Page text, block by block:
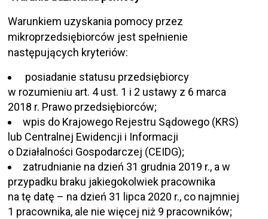
Warunkiem uzyskania pomocy przez
mikroprzedsiębiorców jest spełnienie
następujących kryteriów:
posiadanie statusu przedsiębiorcy
w rozumieniu art. 4 ust. 1 i 2 ustawy z 6 marca
2018 r. Prawo przedsiębiorców;
wpis do Krajowego Rejestru Sądowego (KRS)
lub Centralnej Ewidencji i Informacji
o Działalności Gospodarczej (CEIDG);
zatrudnianie na dzień 31 grudnia 2019 r., a w
przypadku braku jakiegokolwiek pracownika
na tę datę – na dzień 31 lipca 2020 r., co najmniej
1 pracownika, ale nie więcej niż 9 pracowników;